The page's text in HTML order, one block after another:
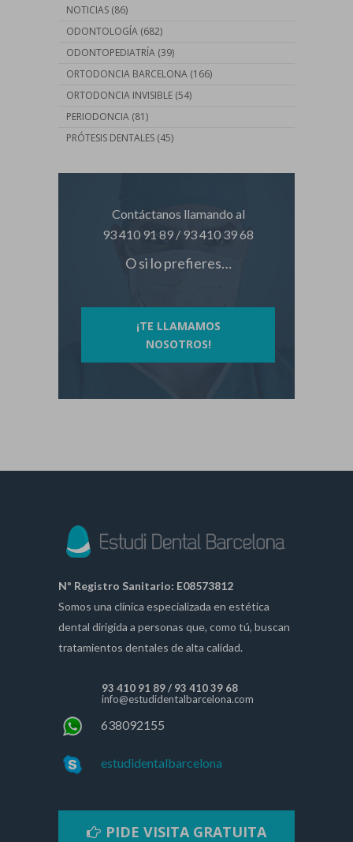
NOTICIAS (86)
ODONTOLOGÍA (682)
ODONTOPEDIATRÍA (39)
ORTODONCIA BARCELONA (166)
ORTODONCIA INVISIBLE (54)
PERIODONCIA (81)
PRÓTESIS DENTALES (45)
Contáctanos llamando al
93 410 91 89 / 93 410 39 68
O si lo prefieres…
¡TE LLAMAMOS
NOSOTROS!
Nº Registro Sanitario: E08573812
Somos una clínica especializada en estética
dental dirigida a personas que, como tú, buscan
tratamientos dentales de alta calidad.
93 410 91 89/ 93 410 39 68
info@estudidentalbarcelona.com
638092155
estudidentalbarcelona
PIDE VISITA GRATUITA